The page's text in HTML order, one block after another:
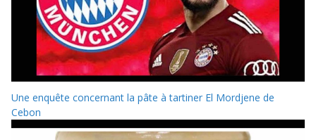
Une enquête concernant la pâte à tartiner El Mordjene de
Cebon